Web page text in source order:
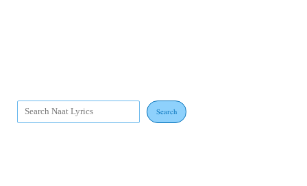
Search